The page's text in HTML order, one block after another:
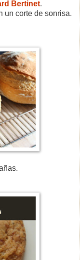
Bertinet.
un corte de sonrisa.